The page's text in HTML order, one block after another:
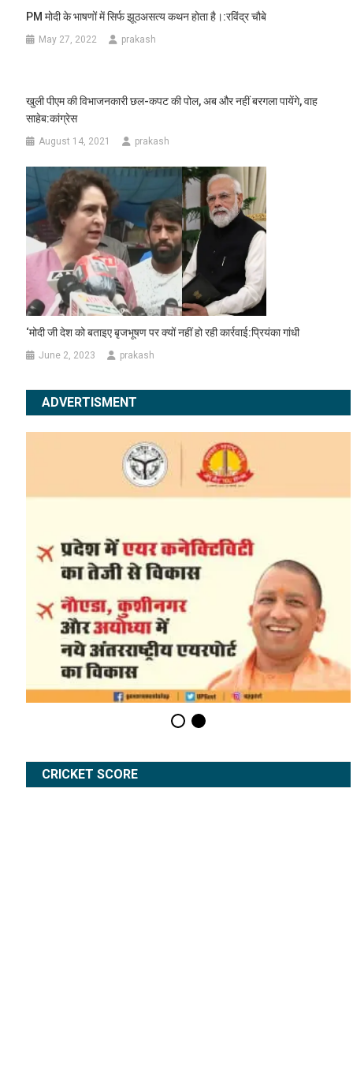
PM मोदी के भाषणों में सिर्फ झूठअसत्य कथन होता है।:रविंद्र चौबे
May 27, 2022 prakash
खुली पीएम की विभाजनकारी छल-कपट की पोल, अब और नहीं बरगला पायेंगे, वाह
साहेब:कांग्रेस
August 14, 2021 prakash
‘मोदी जी देश को बताइए बृजभूषण पर क्यों नहीं हो रही कार्रवाई:प्रियंका गांधी
June 2, 2023 prakash
ADVERTISMENT
CRICKET SCORE